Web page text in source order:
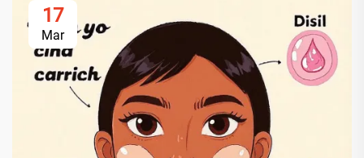
17
Mar